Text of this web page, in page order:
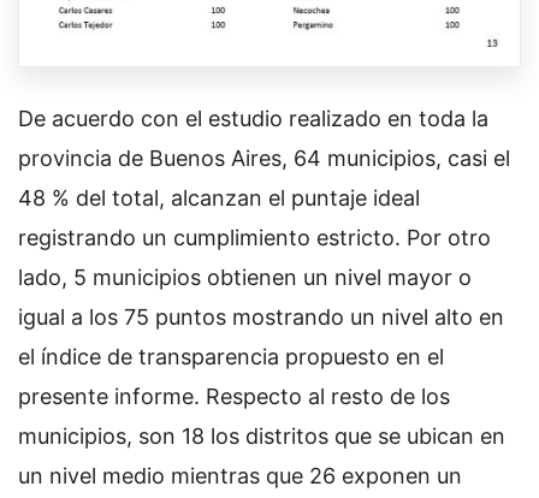
De acuerdo con el estudio realizado en toda la
provincia de Buenos Aires, 64 municipios, casi el
48 % del total, alcanzan el puntaje ideal
registrando un cumplimiento estricto. Por otro
lado, 5 municipios obtienen un nivel mayor o
igual a los 75 puntos mostrando un nivel alto en
el índice de transparencia propuesto en el
presente informe. Respecto al resto de los
municipios, son 18 los distritos que se ubican en
un nivel medio mientras que 26 exponen un